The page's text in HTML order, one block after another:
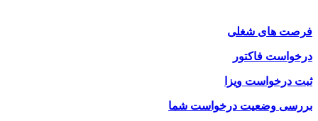
فرصت های شغلی
درخواست فاکتور
ثبت درخواست ویزا
بررسی وضعیت درخواست شما